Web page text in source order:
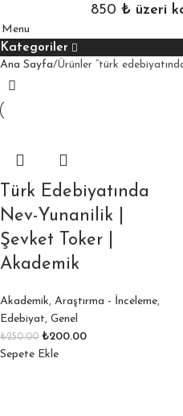
850 ₺ üzeri
Menu
Kategoriler
Ana Sayfa Ürünler “türk
Türk Edebiyatında
Nev-Yunanilik |
Şevket Toker |
Akademik
Akademik, Araştırma - İnceleme,
Edebiyat, Genel
₺250.00 ₺200.00
Sepete Ekle